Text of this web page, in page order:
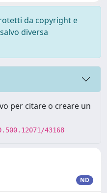
da copyright e
diversa
per citare o creare un
43168
ND